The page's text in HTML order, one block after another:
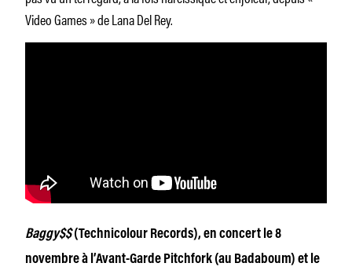
Video Games » de Lana Del Rey.
Baggy$$(Technicolour Records), en concert le 8
novembre à l’Avant-Garde Pitchfork (au Badaboum) et le